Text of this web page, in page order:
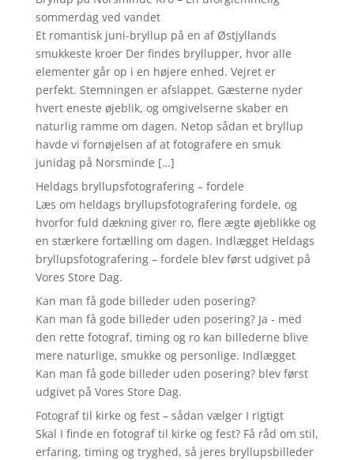
sommerdag ved vandet
Et romantisk juni-bryllup på en af Østjyllands
smukkeste kroer Der findes bryllupper, hvor alle
elementer går op i en højere enhed. Vejret er
perfekt. Stemningen er afslappet. Gæsterne nyder
hvert eneste øjeblik, og omgivelserne skaber en
naturlig ramme om dagen. Netop sådan et bryllup
havde vi fornøjelsen af at fotografere en smuk
junidag på Norsminde […]
Heldags bryllupsfotografering – fordele
Læs om heldags bryllupsfotografering fordele, og
hvorfor fuld dækning giver ro, flere ægte øjeblikke og
en stærkere fortælling om dagen. Indlægget Heldags
bryllupsfotografering – fordele blev først udgivet på
Vores Store Dag.
Kan man få gode billeder uden posering?
Kan man få gode billeder uden posering? Ja - med
den rette fotograf, timing og ro kan billederne blive
mere naturlige, smukke og personlige. Indlægget
Kan man få gode billeder uden posering? blev først
udgivet på Vores Store Dag.
Fotograf til kirke og fest – sådan vælger I rigtigt
Skal I finde en fotograf til kirke og fest? Få råd om stil,
erfaring, timing og tryghed, så jeres bryllupsbilleder